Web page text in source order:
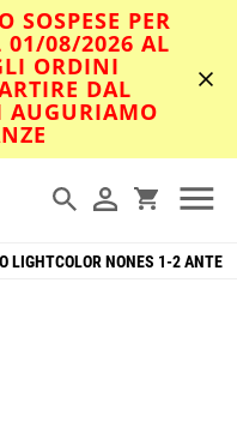
SOSPESE PER
01/08/2026 AL
ORDINI
DAL
LIGHTCOLOR NONES 1-2 ANTE